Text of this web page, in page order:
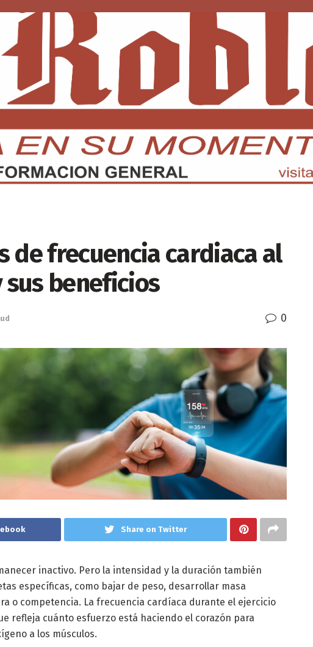
CDMX EDOMEX ECONOMÍA INTERNACIONAL DEPORTES
de frecuencia cardiaca al
beneficios
0
Share on Twitter
inactivo. Pero la intensidad y la duración también
específicas, como bajar de peso, desarrollar masa
o competencia. La frecuencia cardíaca durante el ejercicio
refleja cuánto esfuerzo está haciendo el corazón para
a los músculos.